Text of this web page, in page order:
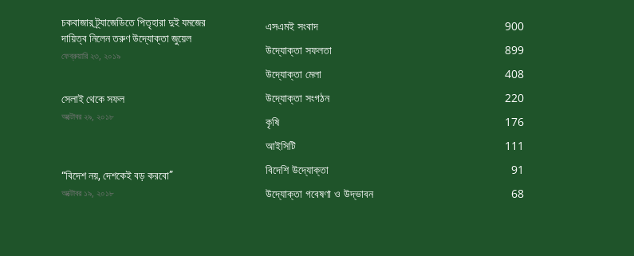
চকবাজার ট্র্যাজেডিতে পিতৃহারা দুই যমজের
দায়িত্ব নিলেন তরুণ উদ্যোক্তা জুয়েল
ফেব্রুয়ারি ২৩, ২০১৯
সেলাই থেকে সফল
অক্টোবর ২৯, ২০১৮
“বিদেশ নয়, দেশকেই বড় করবো”
অক্টোবর ১৯, ২০১৮
এসএমই সংবাদ
900
উদ্যোক্তা সফলতা
899
উদ্যোক্তা মেলা
408
উদ্যোক্তা সংগঠন
220
কৃষি
176
আইসিটি
111
বিদেশি উদ্যোক্তা
91
উদ্যোক্তা গবেষণা ও উদ্ভাবন
68